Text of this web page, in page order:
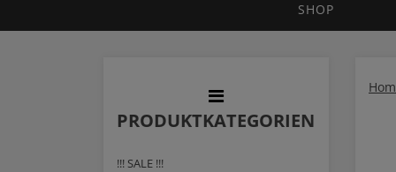
SHOP
PRODUKTKATEGORIEN
!!! SALE !!!